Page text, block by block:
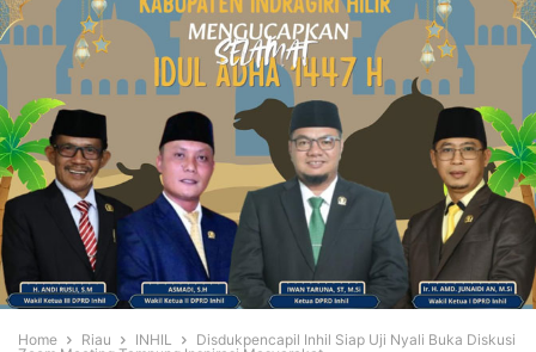
Home Riau INHIL
Disdukpencapil Inhil Siap Uji Nyali Buka Diskusi